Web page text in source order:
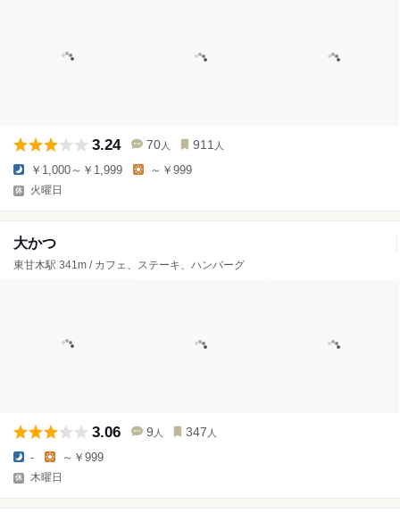
3.24 70 人 911 人
￥1,000～￥1,999 ～￥999
火曜日
大かつ
東甘木駅 341m / カフェ、ステーキ、ハンバーグ
3.06 9 人 347 人
- ～￥999
木曜日